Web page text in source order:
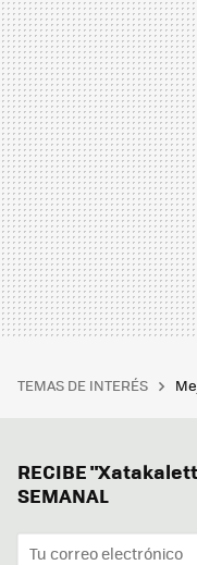
TEMAS DE INTERÉS
RECIBE
SEMANAL